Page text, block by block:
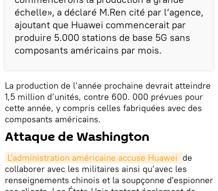
échelle», a déclaré M.Ren cité par l’agence,
ajoutant que Huawei commencerait par
produire 5.000 stations de base 5G sans
composants américains par mois.
La production de l’année prochaine devrait atteindre
1,5 million d’unités, contre 600. 000 prévues pour
cette année, y compris celles fabriquées avec des
composants américains.
Attaque de Washington
L'administration américaine accuse Huawei de
collaborer avec les militaires ainsi qu’avec les
renseignements chinois et la soupçonne d'espionner